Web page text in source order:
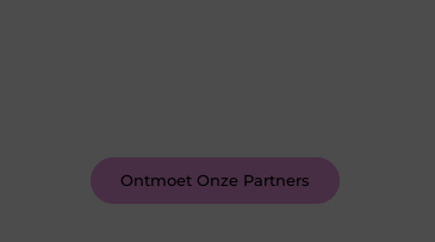
Ontmoet Onze Partners